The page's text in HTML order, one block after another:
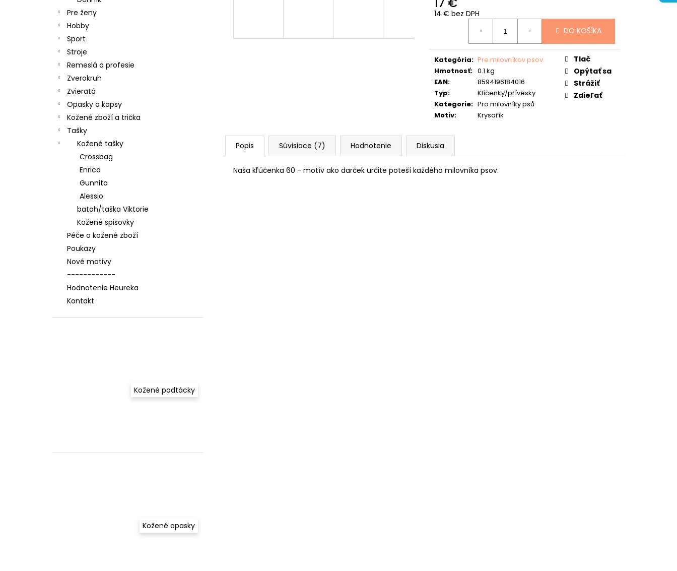
Pre ženy
Hobby
Sport
Stroje
Remeslá a profesie
Zverokruh
Zvieratá
Opasky a kapsy
Kožené zboží a trička
Tašky
Kožené tašky
Crossbag
Enrico
Gunnita
Alessio
batoh/taška Viktorie
Kožené spisovky
Péče o kožené zboží
Poukazy
Nové motivy
------------
Hodnotenie Heureka
Kontakt
Kožené podtácky
Kožené opasky
14 € bez DPH
Jednotková
DO KOŠÍKA
Kategória: Pre milovníkov psov
Hmotnosť: 0.1 kg
EAN:
8594196184016
Typ:
Klíčenky/přívěsky
Kategorie: Pro milovníky psů
Motiv: Krysařík
Tlač
Opýtať sa
Strážiť
Zdieľať
Popis Súvisiace (7) Hodnotenie Diskusia
Naša kľúčenka 60 - motív ako darček určite poteší každého milovníka psov.